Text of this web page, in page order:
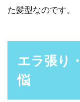
た髪型なのです。
エラ張り
悩